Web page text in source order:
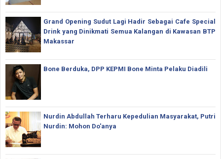
Grand Opening Sudut Lagi Hadir Sebagai Cafe Special
Drink yang Dinikmati Semua Kalangan di Kawasan BTP
Makassar
Bone Berduka, DPP KEPMI Bone Minta Pelaku Diadili
Nurdin Abdullah Terharu Kepedulian Masyarakat, Putri
Nurdin: Mohon Do'anya